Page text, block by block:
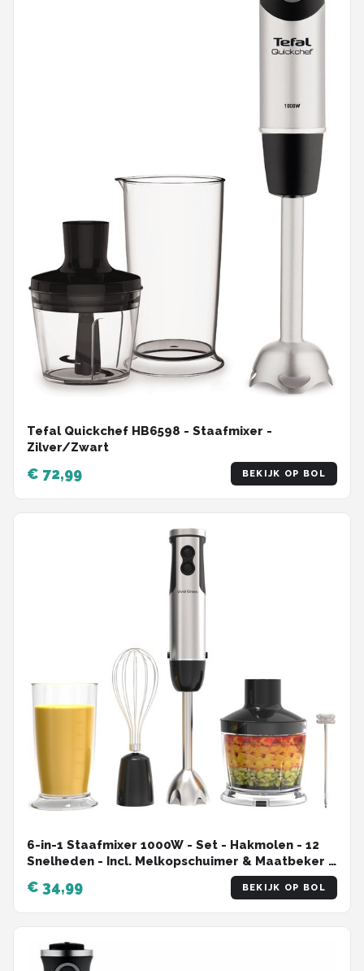
Tefal Quickchef HB6598 - Staafmixer -
Zilver/Zwart
€ 72,99 BEKIJK OP BOL
6-in-1 Staafmixer 1000W - Set - Hakmolen - 12
Snelheden - Incl. Melkopschuimer & Maatbeker -
€ 34,99 BEKIJK OP BOL